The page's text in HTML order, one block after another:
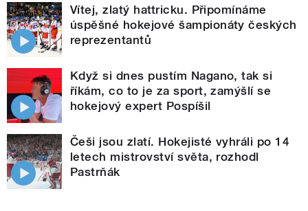
Vítej, zlatý hattricku. Připomínáme
úspěšné hokejové šampionáty českých
reprezentantů
Když si dnes pustím Nagano, tak si
říkám, co to je za sport, zamýšlí se
hokejový expert Pospíšil
Češi jsou zlatí. Hokejisté vyhráli po 14
letech mistrovství světa, rozhodl
Pastrňák